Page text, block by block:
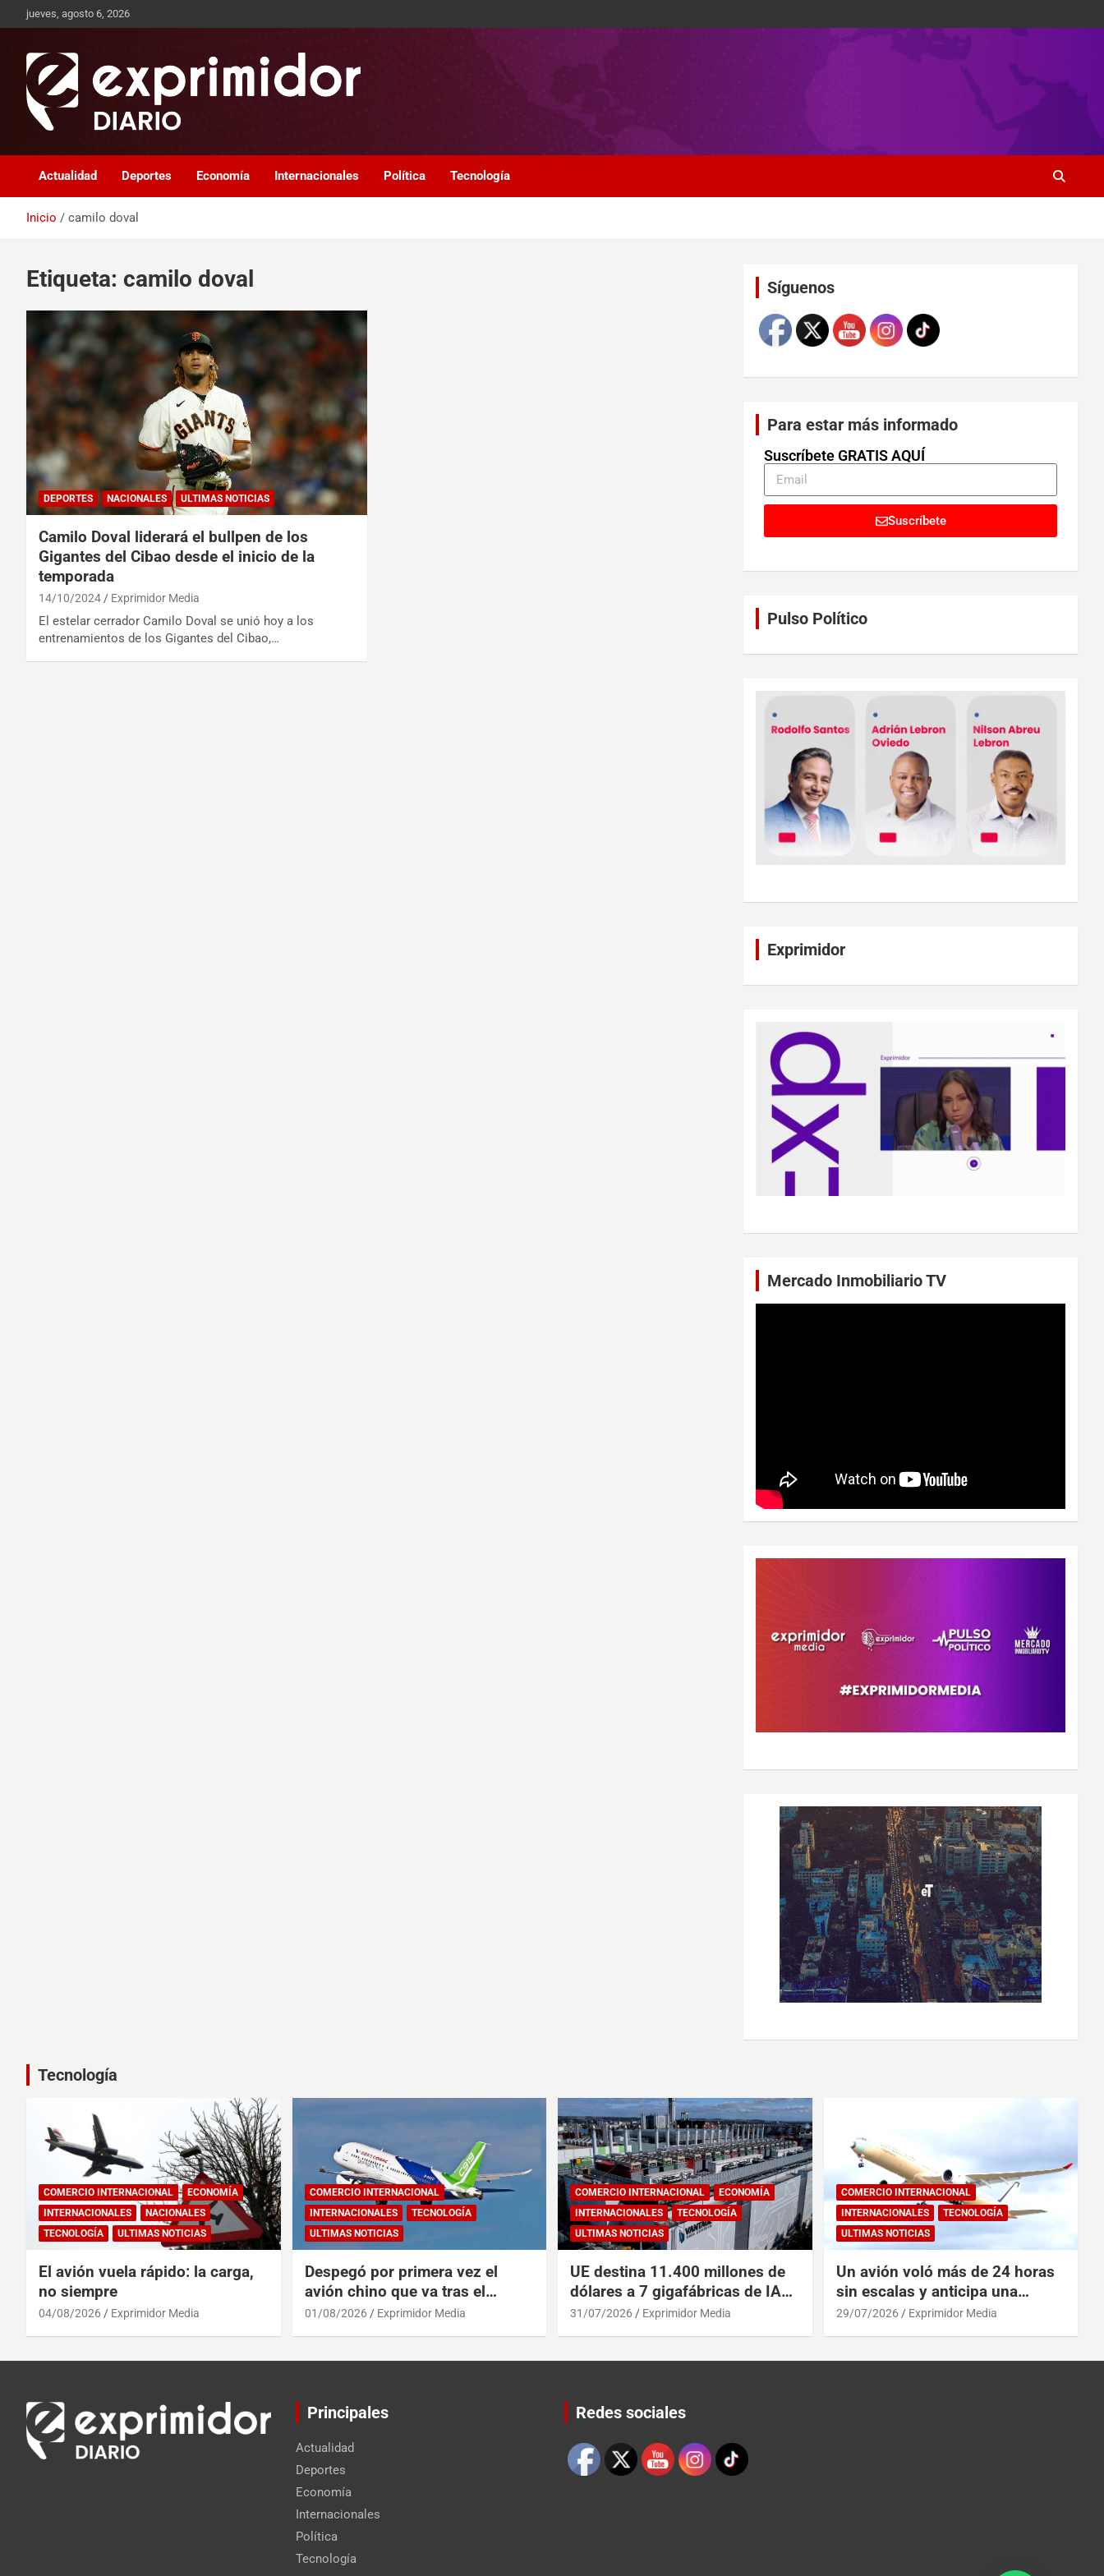
jueves, agosto 6, 2026
Exprimidor media
Actualidad Deportes Economía Internacionales Política Tecnología
Inicio camilo doval
Etiqueta: camilo doval
DEPORTES NACIONALES ULTIMAS NOTICIAS
Camilo Doval liderará el bullpen de los
Gigantes del Cibao desde el inicio de la
temporada
14/10/2024 Exprimidor Media
El estelar cerrador Camilo Doval se unió hoy a los
entrenamientos de los Gigantes del Cibao,…
SíguenosSet Youtube Channel ID
Para estar más informado
Suscríbete GRATIS AQUÍ
Suscríbete
Pulso Político
Exprimidor
Mercado Inmobiliario TV
Tecnología
COMERCIO INTERNACIONAL
ECONOMÍA
INTERNACIONALES
NACIONALES
TECNOLOGÍA
ULTIMAS NOTICIAS
El avión vuela rápido: la carga,
no siempre
04/08/2026 Exprimidor Media
COMERCIO INTERNACIONAL
INTERNACIONALES
TECNOLOGÍA
ULTIMAS NOTICIAS
Despegó por primera vez el
avión chino que va tras el
reinado del A319 en el Tíbet
01/08/2026 Exprimidor Media
COMERCIO INTERNACIONAL
ECONOMÍA
INTERNACIONALES
TECNOLOGÍA
ULTIMAS NOTICIAS
UE destina 11.400 millones de
dólares a 7 gigafábricas de IA
para alcanzar a EEUU y China
31/07/2026 Exprimidor Media
COMERCIO INTERNACIONAL
INTERNACIONALES
TECNOLOGÍA
ULTIMAS NOTICIAS
Un avión voló más de 24 horas
sin escalas y anticipa una
revolución en los viajes
29/07/2026 Exprimidor Media
Principales
Actualidad
Deportes
Economía
Internacionales
Política
Tecnología
Redes sociales
Set Youtube Channel ID